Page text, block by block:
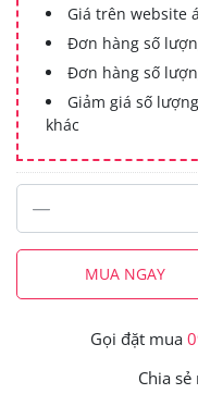
Giá trên website
Đơn hàng số
Đơn hàng số
Giảm giá số
khác
MUA NGAY
Gọi đặt mua
Chia sẻ